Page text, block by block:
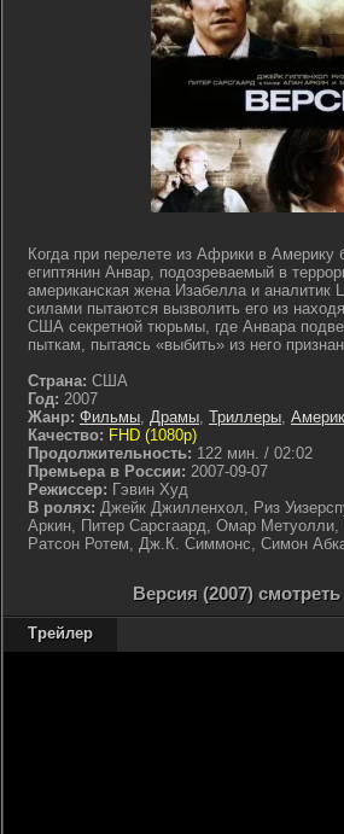
Когда при перелете из Африки в Америку
египтянин Анвар, подозреваемый в
американская жена Изабелла и аналитик
силами пытаются вызволить его из
США секретной тюрьмы, где Анвара
пыткам, пытаясь «выбить» из него
Страна: США
Год: 2007
Жанр: Фильмы, Драмы, Триллеры,
Качество: FHD (1080p)
Продолжительность: 122 мин. / 02:02
Премьера в России: 2007-09-07
Режиссер: Гэвин Худ
В ролях: Джейк Джилленхол, Риз
Аркин, Питер Сарсгаард, Омар
Ратсон Ротем, Дж.К. Симмонс, Симон
Версия (2007)
Трейлер